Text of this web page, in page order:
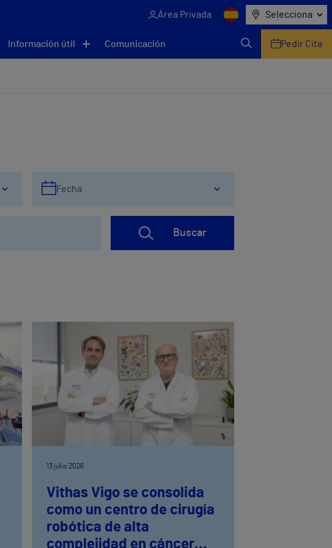
Área Privada Selecciona
Información útil Comunicación Pedir Cita
Fecha
Buscar
13 julio 2026
Vithas Vigo se consolida
como un centro de cirugía
robótica de alta
complejidad en cáncer